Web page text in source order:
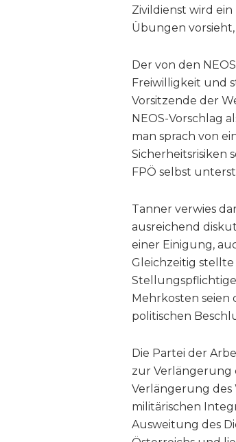
Zivildienst wird
Übungen
Der von den
Freiwilligkeit und
Vorsitzende der
NEOS-Vorschlag
man sprach von
Sicherheitsrisiken
FPÖ selbst
Tanner verwies
ausreichend
einer Einigung,
Gleichzeitig
Mehrkosten
politischen
Die Partei der
zur Verlängerung
Verlängerung des
militärischen
Ausweitung des